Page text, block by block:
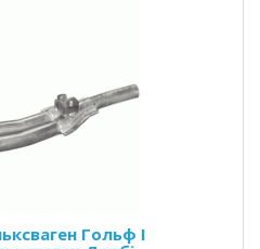
Гольф I